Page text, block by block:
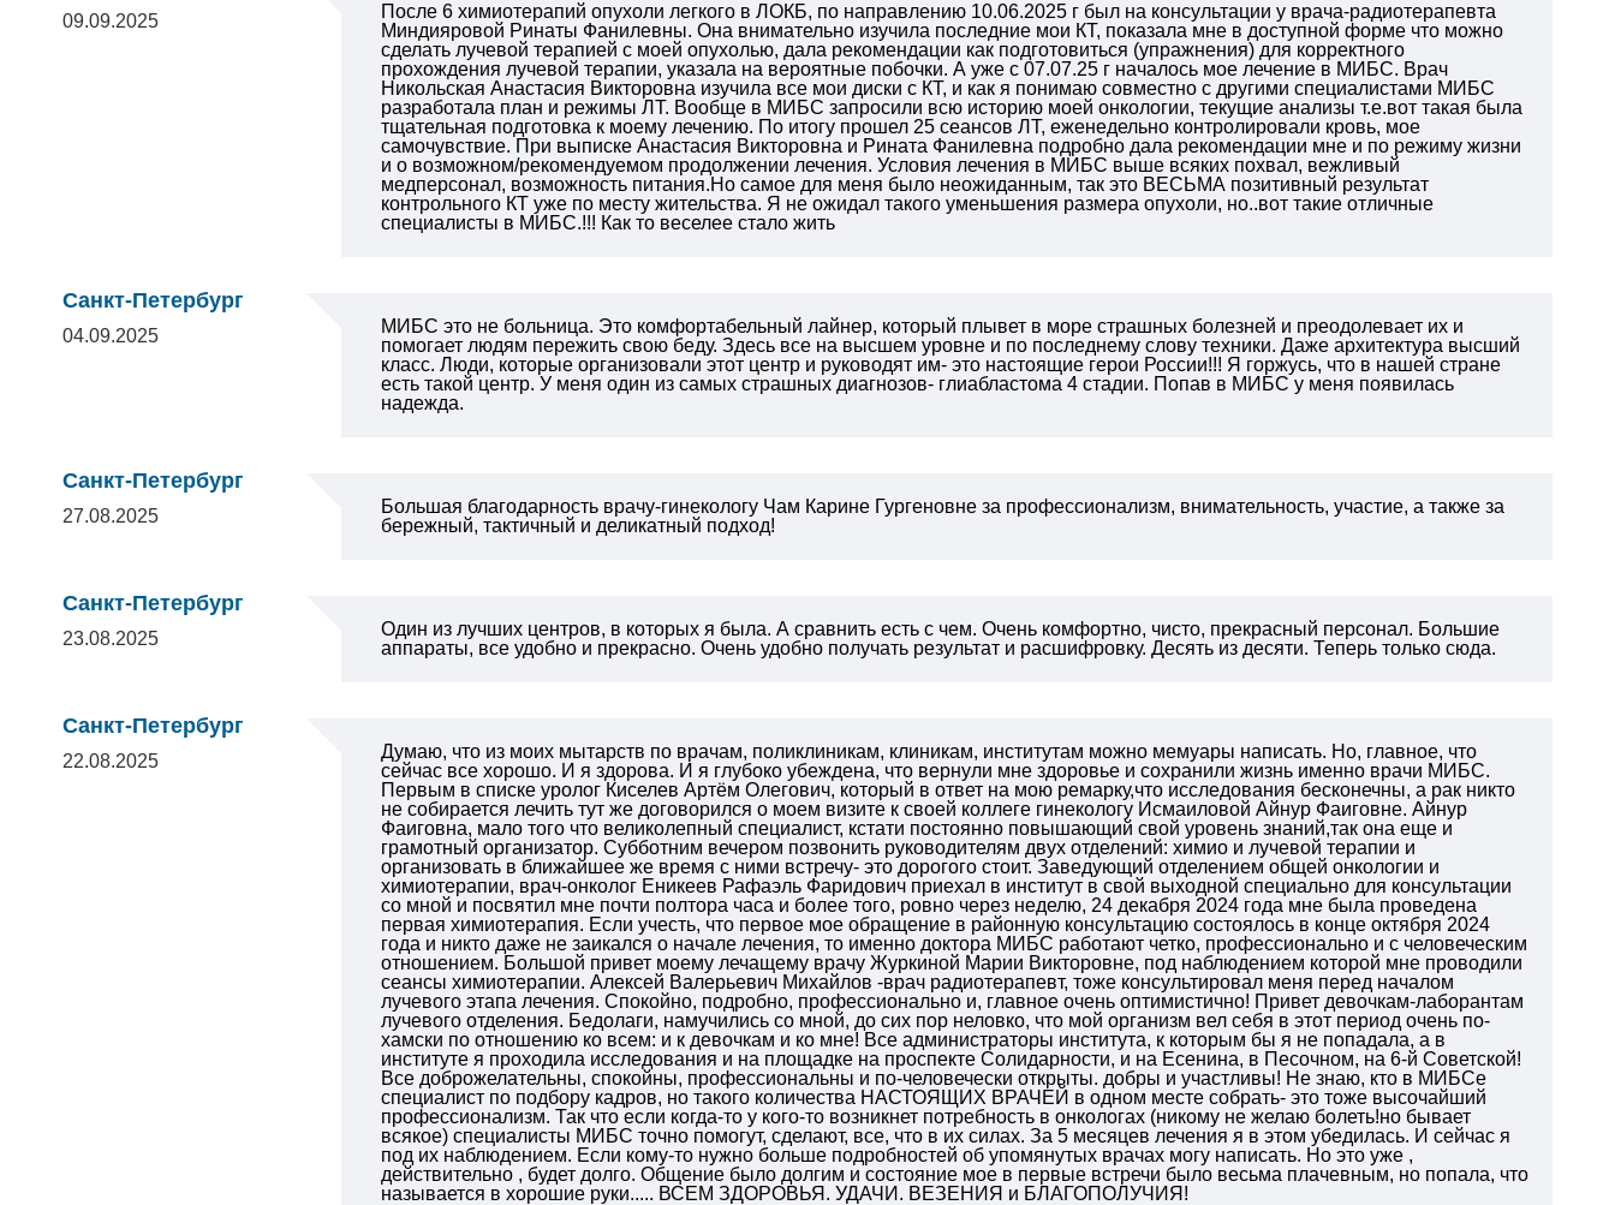
09.09.2025
После 6 химиотерапий опухоли легкого в ЛОКБ, по направлению 10.06.2025 г был на консультации у врача-радиотерапевта
Миндияровой Ринаты Фанилевны. Она внимательно изучила последние мои КТ, показала мне в доступной форме что можно
сделать лучевой терапией с моей опухолью, дала рекомендации как подготовиться (упражнения) для корректного
прохождения лучевой терапии, указала на вероятные побочки. А уже с 07.07.25 г началось мое лечение в МИБС. Врач
Никольская Анастасия Викторовна изучила все мои диски с КТ, и как я понимаю совместно с другими специалистами МИБС
разработала план и режимы ЛТ. Вообще в МИБС запросили всю историю моей онкологии, текущие анализы т.е.вот такая была
тщательная подготовка к моему лечению. По итогу прошел 25 сеансов ЛТ, еженедельно контролировали кровь, мое
самочувствие. При выписке Анастасия Викторовна и Рината Фанилевна подробно дала рекомендации мне и по режиму жизни
и о возможном/рекомендуемом продолжении лечения. Условия лечения в МИБС выше всяких похвал, вежливый
медперсонал, возможность питания.Но самое для меня было неожиданным, так это ВЕСЬМА позитивный результат
контрольного КТ уже по месту жительства. Я не ожидал такого уменьшения размера опухоли, но..вот такие отличные
специалисты в МИБС.!!! Как то веселее стало жить
Санкт-Петербург
04.09.2025
МИБС это не больница. Это комфортабельный лайнер, который плывет в море страшных болезней и преодолевает их и
помогает людям пережить свою беду. Здесь все на высшем уровне и по последнему слову техники. Даже архитектура высший
класс. Люди, которые организовали этот центр и руководят им- это настоящие герои России!!! Я горжусь, что в нашей стране
есть такой центр. У меня один из самых страшных диагнозов- глиабластома 4 стадии. Попав в МИБС у меня появилась
надежда.
Санкт-Петербург
27.08.2025
Большая благодарность врачу-гинекологу Чам Карине Гургеновне за профессионализм, внимательность, участие, а также за
бережный, тактичный и деликатный подход!
Санкт-Петербург
23.08.2025
Один из лучших центров, в которых я была. А сравнить есть с чем. Очень комфортно, чисто, прекрасный персонал. Большие
аппараты, все удобно и прекрасно. Очень удобно получать результат и расшифровку. Десять из десяти. Теперь только сюда.
Санкт-Петербург
22.08.2025
Думаю, что из моих мытарств по врачам, поликлиникам, клиникам, институтам можно мемуары написать. Но, главное, что
сейчас все хорошо. И я здорова. И я глубоко убеждена, что вернули мне здоровье и сохранили жизнь именно врачи МИБС.
Первым в списке уролог Киселев Артём Олегович, который в ответ на мою ремарку,что исследования бесконечны, а рак никто
не собирается лечить тут же договорился о моем визите к своей коллеге гинекологу Исмаиловой Айнур Фаиговне. Айнур
Фаиговна, мало того что великолепный специалист, кстати постоянно повышающий свой уровень знаний,так она еще и
грамотный организатор. Субботним вечером позвонить руководителям двух отделений: химио и лучевой терапии и
организовать в ближайшее же время с ними встречу- это дорогого стоит. Заведующий отделением общей онкологии и
химиотерапии, врач-онколог Еникеев Рафаэль Фаридович приехал в институт в свой выходной специально для консультации
со мной и посвятил мне почти полтора часа и более того, ровно через неделю, 24 декабря 2024 года мне была проведена
первая химиотерапия. Если учесть, что первое мое обращение в районную консультацию состоялось в конце октября 2024
года и никто даже не заикался о начале лечения, то именно доктора МИБС работают четко, профессионально и с человеческим
отношением. Большой привет моему лечащему врачу Журкиной Марии Викторовне, под наблюдением которой мне проводили
сеансы химиотерапии. Алексей Валерьевич Михайлов -врач радиотерапевт, тоже консультировал меня перед началом
лучевого этапа лечения. Спокойно, подробно, профессионально и, главное очень оптимистично! Привет девочкам-лаборантам
лучевого отделения. Бедолаги, намучились со мной, до сих пор неловко, что мой организм вел себя в этот период очень по-
хамски по отношению ко всем: и к девочкам и ко мне! Все администраторы института, к которым бы я не попадала, а в
институте я проходила исследования и на площадке на проспекте Солидарности, и на Есенина, в Песочном, на 6-й Советской!
Все доброжелательны, спокойны, профессиональны и по-человечески открыты. добры и участливы! Не знаю, кто в МИБСе
специалист по подбору кадров, но такого количества НАСТОЯЩИХ ВРАЧЕЙ в одном месте собрать- это тоже высочайший
профессионализм. Так что если когда-то у кого-то возникнет потребность в онкологах (никому не желаю болеть!но бывает
всякое) специалисты МИБС точно помогут, сделают, все, что в их силах. За 5 месяцев лечения я в этом убедилась. И сейчас я
под их наблюдением. Если кому-то нужно больше подробностей об упомянутых врачах могу написать. Но это уже ,
действительно , будет долго. Общение было долгим и состояние мое в первые встречи было весьма плачевным, но попала, что
называется в хорошие руки..... ВСЕМ ЗДОРОВЬЯ. УДАЧИ. ВЕЗЕНИЯ и БЛАГОПОЛУЧИЯ!